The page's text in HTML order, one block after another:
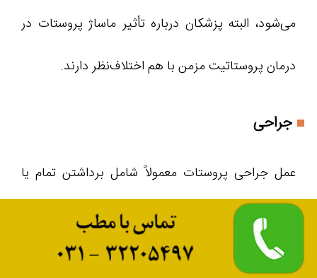
می‌شود، البته پزشکان درباره تأثیر ماساژ پروستات در
درمان پروستاتیت مزمن با هم اختلاف‌نظر دارند.
جراحی
عمل جراحی پروستات معمولاً شامل برداشتن تمام یا
بخشی از پروستات است که اغلب انجام نمی‌شود؛ زیرا
احتمال تشدید علائم بیماری وجود دارد.